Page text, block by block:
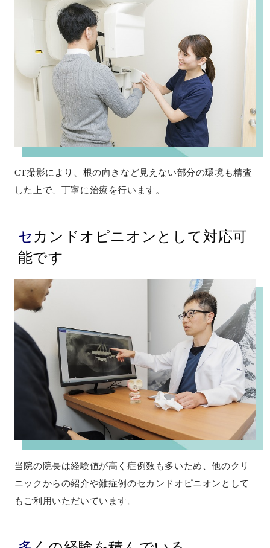
CT撮影により、根の向きなど見えない部分の環境も精査
した上で、丁寧に治療を行います。
セカンドオピニオンとして対応可
能です
当院の院長は経験値が高く症例数も多いため、他のクリ
ニックからの紹介や難症例のセカンドオピニオンとして
もご利用いただいています。